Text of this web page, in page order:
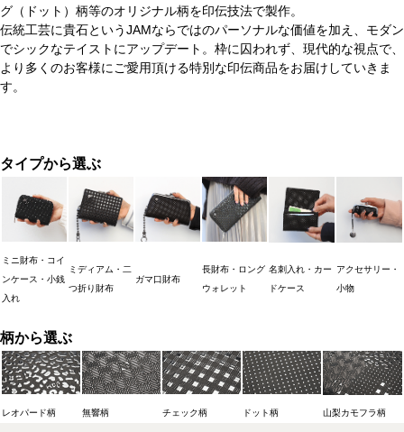
グ（ドット）柄等のオリジナル柄を印伝技法で製作。
伝統工芸に貴石というJAMならではのパーソナルな価値を加え、モダン
でシックなテイストにアップデート。枠に囚われず、現代的な視点で、
より多くのお客様にご愛用頂ける特別な印伝商品をお届けしていきま
す。
タイプから選ぶ
ミニ財布・コイ
ンケース・小銭
入れ
ミディアム・二
つ折り財布
ガマ口財布
長財布・ロング
ウォレット
名刺入れ・カー
ドケース
アクセサリー・
小物
柄から選ぶ
レオパード柄 無響柄 チェック柄 ドット柄 山梨カモフラ柄